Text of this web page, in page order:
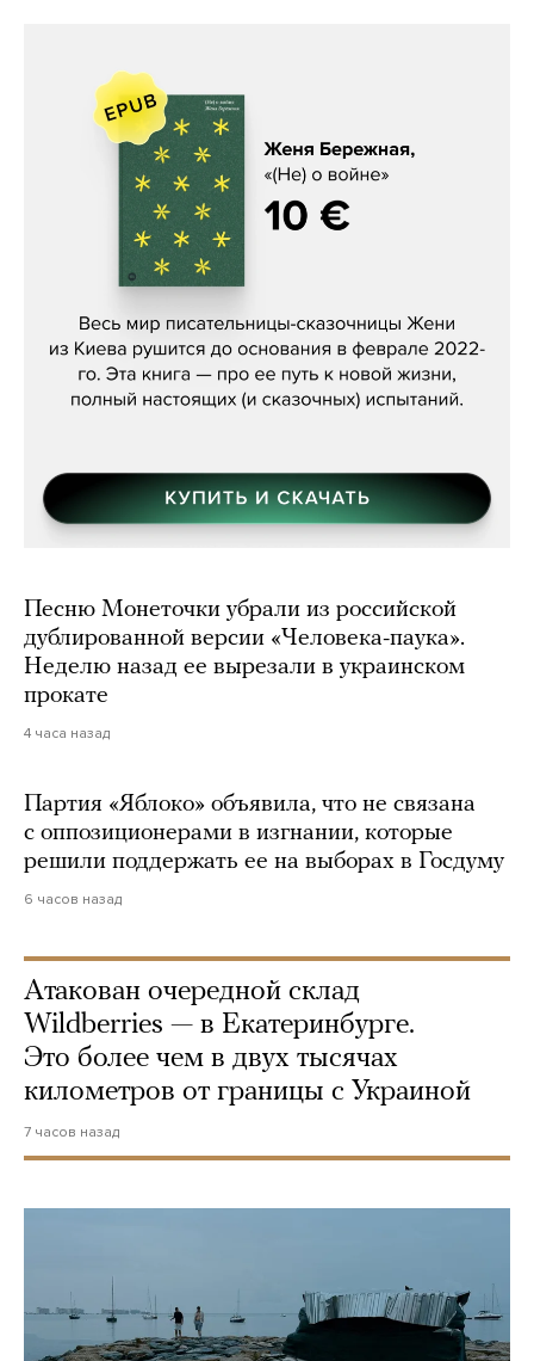
Женя Бережная, «(Не) о войне»
Песню Монеточки убрали из российской
дублированной версии «Человека-паука».
Неделю назад ее вырезали в украинском
прокате
4 часа назад
Партия «Яблоко» объявила, что не связана
с оппозиционерами в изгнании, которые
решили поддержать ее на выборах в Госдуму
6 часов назад
Атакован очередной склад
Wildberries — в Екатеринбурге.
Это более чем в двух тысячах
километров от границы с Украиной
7 часов назад